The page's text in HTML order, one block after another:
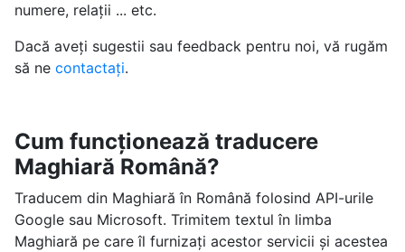
numere, relații ... etc.
Dacă aveți sugestii sau feedback pentru noi, vă rugăm
să ne contactați.
Cum funcționează traducere
Maghiară Română?
Traducem din Maghiară în Română folosind API-urile
Google sau Microsoft. Trimitem textul în limba
Maghiară pe care îl furnizați acestor servicii și acestea